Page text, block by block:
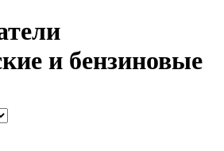
и бензиновые